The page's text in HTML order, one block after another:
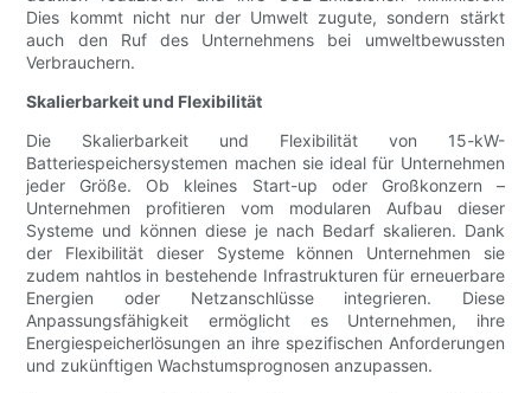
Dies kommt nicht nur der Umwelt zugute, sondern stärkt
auch den Ruf des Unternehmens bei umweltbewussten
Verbrauchern.
Skalierbarkeit und Flexibilität
Die Skalierbarkeit und Flexibilität von 15-kW-
Batteriespeichersystemen machen sie ideal für Unternehmen
jeder Größe. Ob kleines Start-up oder Großkonzern –
Unternehmen profitieren vom modularen Aufbau dieser
Systeme und können diese je nach Bedarf skalieren. Dank
der Flexibilität dieser Systeme können Unternehmen sie
zudem nahtlos in bestehende Infrastrukturen für erneuerbare
Energien oder Netzanschlüsse integrieren. Diese
Anpassungsfähigkeit ermöglicht es Unternehmen, ihre
Energiespeicherlösungen an ihre spezifischen Anforderungen
und zukünftigen Wachstumsprognosen anzupassen.